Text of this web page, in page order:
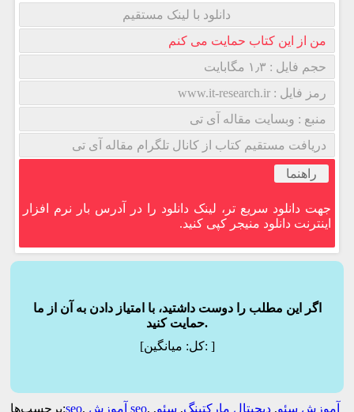
دانلود با لینک مستقیم
من از این کتاب حمایت می کنم
حجم فایل : ۱٫۳ مگابایت
رمز فایل : www.it-research.ir
منبع : وبسایت مقاله آی تی
دریافت مستقیم کتاب از کانال تلگرام مقاله آی تی
راهنما
جهت دانلود سریع تر، لینک دانلود را در آدرس بار نرم افزار
اینترنت دانلود منیجر کپی کنید.
اگر این مطلب را دوست داشتید، با امتیاز دادن به آن از ما
حمایت کنید.
[کل:میانگین: ]
برچسب‌ها:seo, آموزش seo, آموزش سئو, دیجیتال مارکتینگ, سئو,